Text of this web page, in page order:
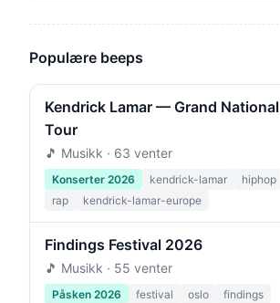
Populære beeps
Kendrick Lamar — Grand National
Tour
🎵 Musikk · 63 venter
Konserter 2026 kendrick-lamar
hiphop
rap
kendrick-lamar-europe
Findings Festival 2026
🎵 Musikk · 55 venter
Påsken 2026 festival oslo
findings